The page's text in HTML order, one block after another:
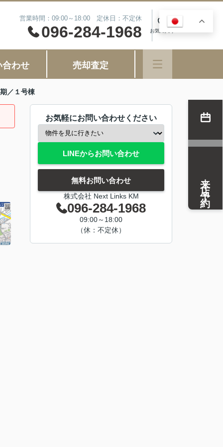
営業時間：09:00～18:00 定休日：不定休
096-284-1968 お気に入り
合わせ 売却査定
／１号棟
お気軽にお問い合わせください
LINEからお問い合わせ
無料お問い合わせ
株式会社 Next Links KM
096-284-1968
09:00～18:00
（休：不定休）
来店予約